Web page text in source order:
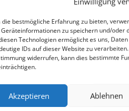
die bestmögliche Erfahrung zu bieten,
zu speichern und/oder
Technologien ermöglicht es uns,
IDs auf dieser Website zu
widerrufen, kann dies bestimmte
Akzeptieren Ablehnen